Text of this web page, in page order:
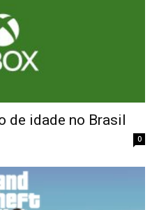
de idade no Brasil
0